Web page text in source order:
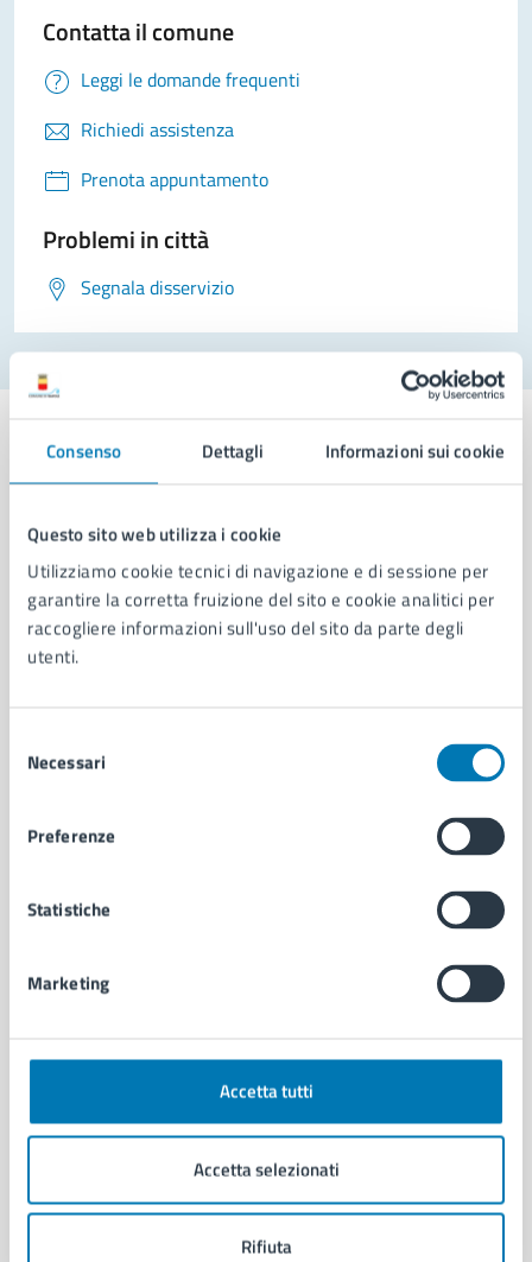
Consenso Dettagli Informazioni sui cookie
Questo sito web utilizza i cookie
Utilizziamo cookie tecnici di navigazione e di sessione per
garantire la corretta fruizione del sito e cookie analitici per
raccogliere informazioni sull'uso del sito da parte degli
utenti.
delNecessari
Preferenze
Statistiche
Marketing
Accetta tutti
Accetta selezionati
Rifiuta
Contatta il comune
Leggi le domande frequenti
Richiedi assistenza
Prenota appuntamento
Problemi in città
Segnala disservizio
Comune di Napoli
AMMINISTRAZIONE
Aree amministrative
Organi di governo
Politici
Documenti e dati
Ambiente
Anagrafe e stato civile
Cultura e tempo libero
Educazione e formazione
Giustizia e sicurezza pubblica
Salute, benessere e assistenza